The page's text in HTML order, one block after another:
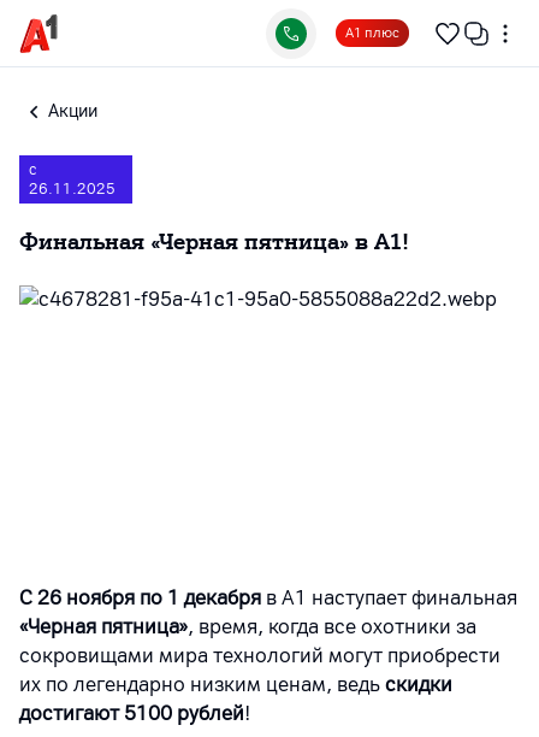
А1 плюс
Акции
с
26.11.2025
Финальная «Черная пятница» в А1!
С 26 ноября по 1 декабря в А1 наступает финальная
«Черная пятница», время, когда все охотники за
сокровищами мира технологий могут приобрести
их по легендарно низким ценам, ведь скидки
достигают 5100 рублей!